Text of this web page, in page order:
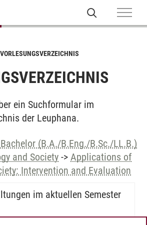
VORLESUNGSVERZEICHNIS
ein Suchformular im
der Leuphana.
(B.A./B.Eng./B.Sc./LL.B.)
and Society -> Applications of
Intervention and Evaluation
im aktuellen Semester